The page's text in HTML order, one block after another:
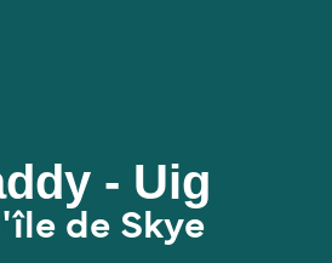
- Uig
l'île de Skye